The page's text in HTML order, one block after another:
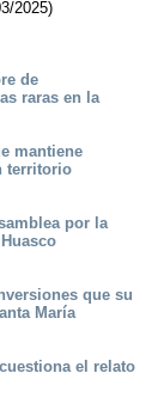
2025)
de
raras en la
mantiene
territorio
por la
que su
María
el relato